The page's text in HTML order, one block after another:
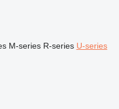
M-series R-series U-series